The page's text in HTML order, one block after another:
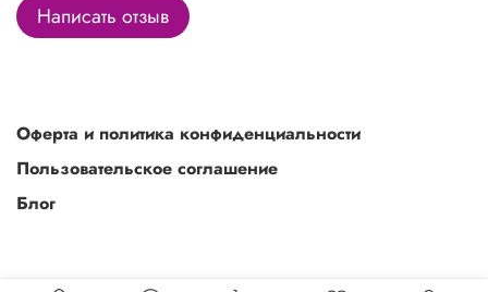
Написать отзыв
Оферта и политика конфиденциальности
Пользовательское соглашение
Блог